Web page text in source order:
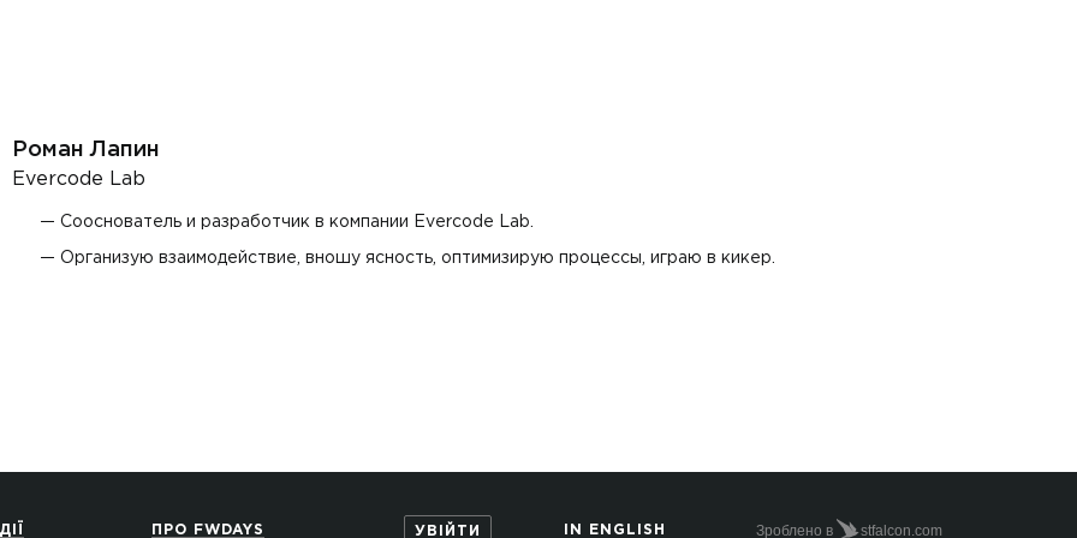
Роман Лапин
Evercode Lab
Сооснователь и разработчик в компании Evercode Lab.
Организую взаимодействие, вношу ясность, оптимизирую процессы, играю в кикер.
ПРО FWDAYS УВІЙТИ IN ENGLISH Зроблено в stfalcon.com